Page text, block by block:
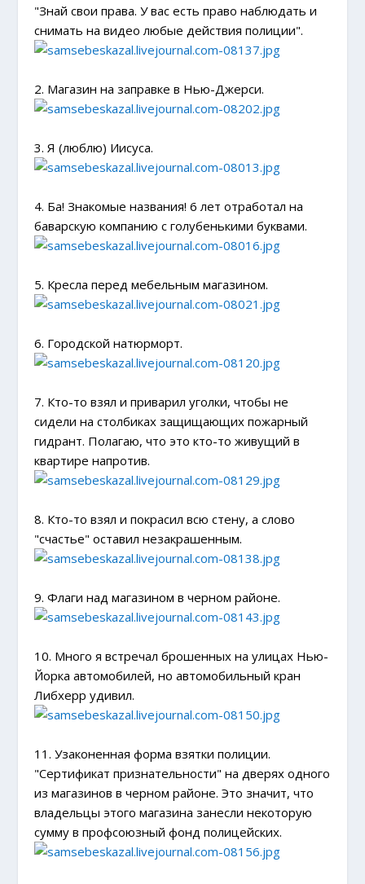
"Знай свои права. У вас есть право наблюдать и
снимать на видео любые действия полиции".
2. Магазин на заправке в Нью-Джерси.
3. Я (люблю) Иисуса.
4. Ба! Знакомые названия! 6 лет отработал на
баварскую компанию с голубенькими буквами.
5. Кресла перед мебельным магазином.
6. Городской натюрморт.
7. Кто-то взял и приварил уголки, чтобы не
сидели на столбиках защищающих пожарный
гидрант. Полагаю, что это кто-то живущий в
квартире напротив.
8. Кто-то взял и покрасил всю стену, а слово
"счастье" оставил незакрашенным.
9. Флаги над магазином в черном районе.
10. Много я встречал брошенных на улицах Нью-
Йорка автомобилей, но автомобильный кран
Либхерр удивил.
11. Узаконенная форма взятки полиции.
"Сертификат признательности" на дверях одного
из магазинов в черном районе. Это значит, что
владельцы этого магазина занесли некоторую
сумму в профсоюзный фонд полицейских.